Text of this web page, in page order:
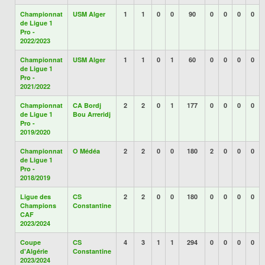
Championnat
de Ligue 1
Pro -
2022/2023
USM Alger 1 1 0 0 90 0 0 0 0
Championnat
de Ligue 1
Pro -
2021/2022
USM Alger 1 1 0 1 60 0 0 0 0
Championnat
de Ligue 1
Pro -
2019/2020
CA Bordj
Bou Arreridj
2 2 0 1 177 0 0 0 0
Championnat
de Ligue 1
Pro -
2018/2019
O Médéa 2 2 0 0 180 2 0 0 0
Ligue des
Champions
CAF
2023/2024
CS
Constantine
2 2 0 0 180 0 0 0 0
Coupe
d'Algérie
2023/2024
CS
Constantine
4 3 1 1 294 0 0 0 0